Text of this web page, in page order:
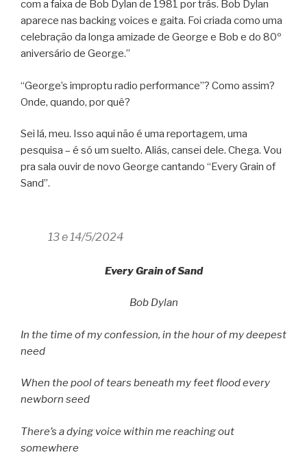
com a faixa de Bob Dylan de 1981 por trás. Bob Dylan
aparece nas backing voices e gaita. Foi criada como uma
celebração da longa amizade de George e Bob e do 80º
aniversário de George.”
“George’s improptu radio performance”? Como assim?
Onde, quando, por quê?
Sei lá, meu. Isso aqui não é uma reportagem, uma
pesquisa – é só um suelto. Aliás, cansei dele. Chega. Vou
pra sala ouvir de novo George cantando “Every Grain of
Sand”.
13 e 14/5/2024
Every Grain of Sand
Bob Dylan
In the time of my confession, in the hour of my deepest
need
When the pool of tears beneath my feet flood every
newborn seed
There’s a dying voice within me reaching out
somewhere